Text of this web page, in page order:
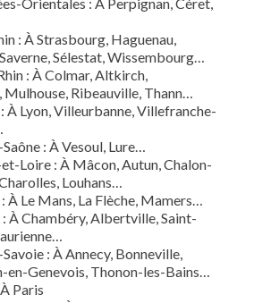
Orientales : À Perpignan, Céret,
: À Strasbourg, Haguenau,
Sélestat, Wissembourg…
: À Colmar, Altkirch,
Mulhouse, Ribeauville, Thann…
: À Lyon, Villeurbanne, Villefranche-
: À Vesoul, Lure…
Loire : À Mâcon, Autun, Chalon-
Louhans…
À Le Mans, La Flèche, Mamers…
: À Chambéry, Albertville, Saint-
: À Annecy, Bonneville,
en-Genevois, Thonon-les-Bains…
Paris